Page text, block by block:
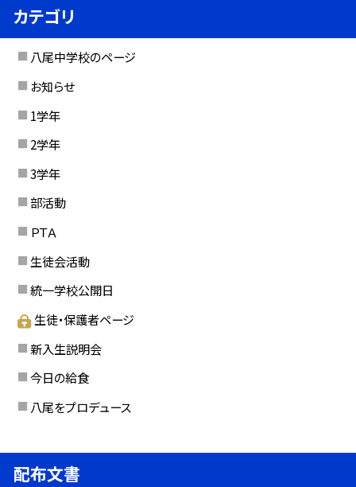
カテゴリ
八尾中学校のページ
お知らせ
1学年
2学年
3学年
部活動
ＰＴＡ
生徒会活動
統一学校公開日
生徒・保護者ページ
新入生説明会
今日の給食
八尾をプロデュース
配布文書